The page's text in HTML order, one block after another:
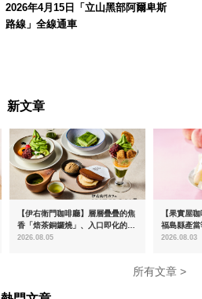
2026年4月15日「立山黑部阿爾卑斯
路線」全線通車
新文章
【伊右衛門咖啡廳】層層疊疊的焦
香「焙茶銅鑼燒」、入口即化的
「宇治抹茶提拉米蘇」全新登場
2026.08.05
【果實屋
福島縣產
2026.08.03
所有文章 >